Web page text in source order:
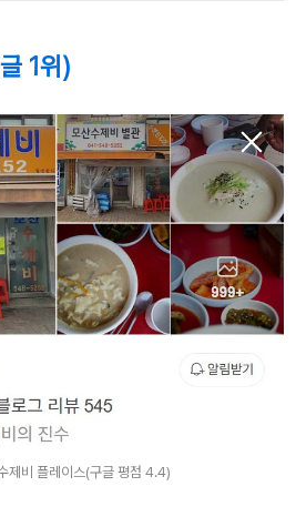
1위)
제비 플레이스(구글 평점 4.4)